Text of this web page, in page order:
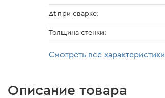
Δt при сварке:
Толщина стенки:
Смотреть все характеристики
Описание товара